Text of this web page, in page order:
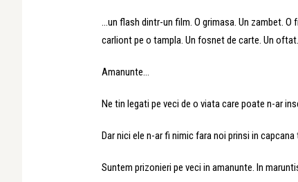
…un flash dintr-un film. O grimasa. Un zambet. O
carliont pe o tampla. Un fosnet de carte. Un
Amanunte…
Ne tin legati pe veci de o viata care poate n-ar
Dar nici ele n-ar fi nimic fara noi prinsi in capcana
Suntem prizonieri pe veci in amanunte. In